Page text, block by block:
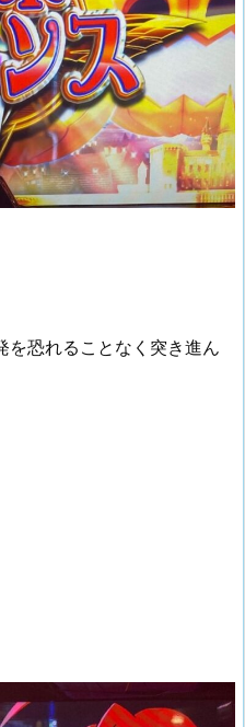
を恐れることなく突き進ん